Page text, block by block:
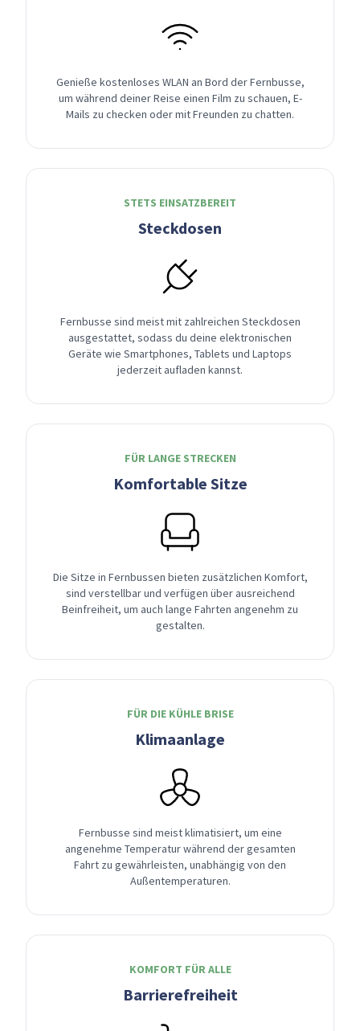
Genieße kostenloses WLAN an Bord der Fernbusse,
um während deiner Reise einen Film zu schauen, E-
Mails zu checken oder mit Freunden zu chatten.
STETS EINSATZBEREIT
Steckdosen
Fernbusse sind meist mit zahlreichen Steckdosen
ausgestattet, sodass du deine elektronischen
Geräte wie Smartphones, Tablets und Laptops
jederzeit aufladen kannst.
FÜR LANGE STRECKEN
Komfortable Sitze
Die Sitze in Fernbussen bieten zusätzlichen Komfort,
sind verstellbar und verfügen über ausreichend
Beinfreiheit, um auch lange Fahrten angenehm zu
gestalten.
FÜR DIE KÜHLE BRISE
Klimaanlage
Fernbusse sind meist klimatisiert, um eine
angenehme Temperatur während der gesamten
Fahrt zu gewährleisten, unabhängig von den
Außentemperaturen.
KOMFORT FÜR ALLE
Barrierefreiheit